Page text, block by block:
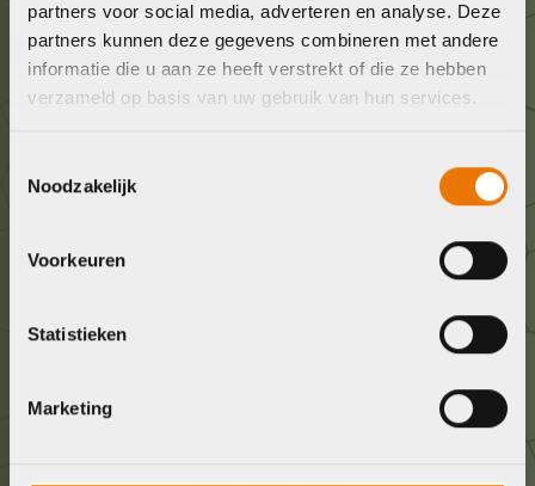
partners voor social media, adverteren en analyse. Deze
partners kunnen deze gegevens combineren met andere
informatie die u aan ze heeft verstrekt of die ze hebben
verzameld op basis van uw gebruik van hun services.
Noodzakelijk
Voorkeuren
Statistieken
Marketing
Wij staan voor je klaar! Neem contact op via de
onderstaande gegevens.
Kom langs!
1315 BP Almere